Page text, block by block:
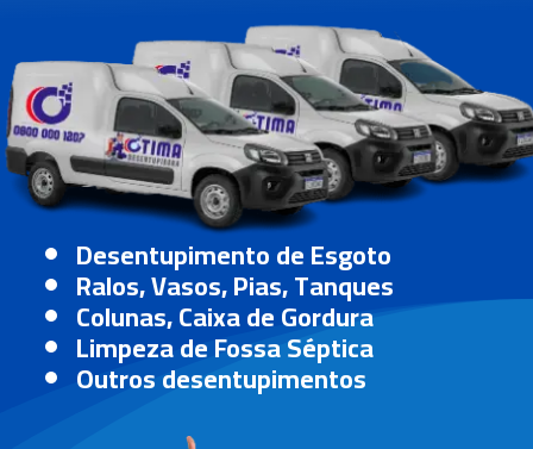
Desentupimento de Esgoto
Ralos, Vasos, Pias, Tanques
Colunas, Caixa de Gordura
Limpeza de Fossa Séptica
Outros desentupimentos